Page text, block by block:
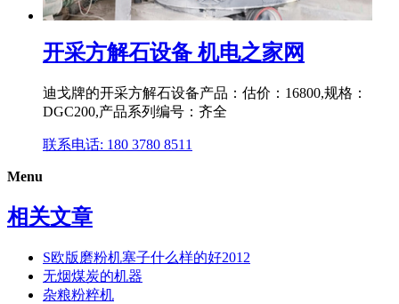
开采方解石设备 机电之家网
迪戈牌的开采方解石设备产品：估价：16800,规格：
DGC200,产品系列编号：齐全
联系电话: 180 3780 8511
Menu
相关文章
S欧版磨粉机塞子什么样的好2012
无烟煤炭的机器
杂粮粉粹机